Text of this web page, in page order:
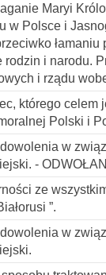
Maryi
w Polsce i
rodzin i narodu.
i rządu
którego celem
Polski i
w
-
ze
”.
w